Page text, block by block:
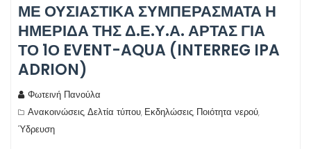
ΜΕ ΟΥΣΙΑΣΤΙΚΆ ΣΥΜΠΕΡΆΣΜΑΤΑ Η
ΗΜΕΡΊΔΑ ΤΗΣ Δ.Ε.Υ.Α. ΆΡΤΑΣ ΓΙΑ
ΤΟ 1Ο EVENT-AQUA (INTERREG IPA
ADRION)
Φωτεινή Πανούλα
Ανακοινώσεις, Δελτία τύπου, Εκδηλώσεις, Ποιότητα νερού,
Ύδρευση